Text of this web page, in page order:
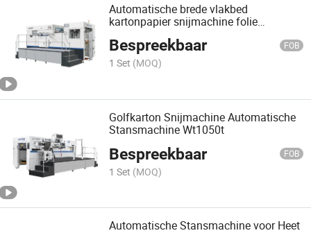
Automatische brede vlakbed
kartonpapier snijmachine folie
Bespreekbaar FOB
1 Set (MOQ)
Golfkarton Snijmachine Automatische
Stansmachine Wt1050t
Bespreekbaar FOB
1 Set (MOQ)
Automatische Stansmachine voor Heet